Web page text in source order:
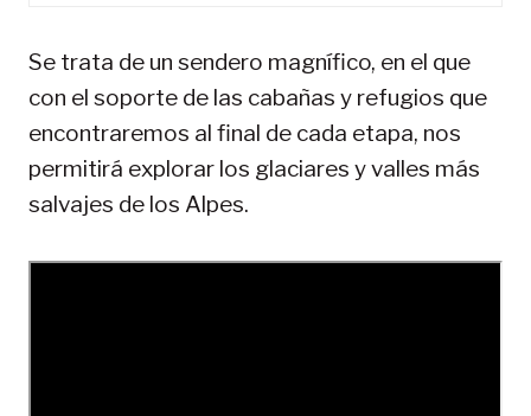
Se trata de un sendero magnífico, en el que
con el soporte de las cabañas y refugios que
encontraremos al final de cada etapa, nos
permitirá explorar los glaciares y valles más
salvajes de los Alpes.